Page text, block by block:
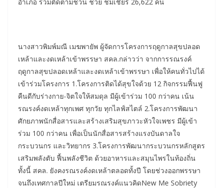
นางสาวพิมพ์มณี เมฆพายัพ ผู้จัดการโครงการฤดูกาลสุขปลอด
เหล้าและงดเหล้าเข้าพรรษา สคล.กล่าวว่า จากการรณรงค์
ฤดูกาลสุขปลอดเหล้าและงดเหล้าเข้าพรรษา เพื่อให้คนทั่วไปได้
เข้าร่วมโครงการ 1.โครงการติดได้สุขใจด้วย 12 กิจกรรมฟื้นฟู
คืนดีกับร่างกาย-จิตใจให้สมดุล มีผู้เข้าร่วม 100 กว่าคน เน้น
รณรงค์งดเหล้าทุกเพศ ทุกวัย ทุกไลฟ์สไตล์ 2.โครงการพัฒนา
ศักยภาพนักสื่อสารและสร้างเสริมสุขภาวะหัวใจเพชร มีผู้เข้า
ร่วม 100 กว่าคน เพื่อเป็นนักสื่อสารสร้างแรงบันดาลใจ
กระบวนกร และวิทยากร 3.โครงการพัฒนากระบวนกรหลักสูตร
เสริมพลังตับ ฟื้นพลังชีวิต ด้วยอาหารและสมุนไพรในท้องถิ่น
ทั้งนี้ สคล. ยังคงรณรงค์งดเหล้าตลอดทั้งปี โดยช่วงออกพรรษา
จนถึงเทศกาลปีใหม่ เตรียมรณรงค์แนวคิดNew Me Sobriety